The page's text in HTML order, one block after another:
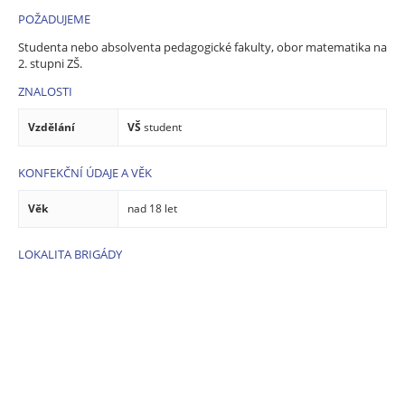
POŽADUJEME
Studenta nebo absolventa pedagogické fakulty, obor matematika na
2. stupni ZŠ.
ZNALOSTI
Vzdělání VŠ student
KONFEKČNÍ ÚDAJE A VĚK
Věk nad 18 let
LOKALITA BRIGÁDY